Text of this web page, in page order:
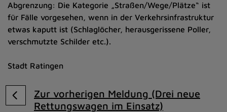
Abgrenzung: Die Kategorie „Straßen/Wege/Plätze“ ist
für Fälle vorgesehen, wenn in der Verkehrsinfrastruktur
etwas kaputt ist (Schlaglöcher, herausgerissene Poller,
verschmutzte Schilder etc.).
Stadt Ratingen
Zur vorherigen Meldung (Drei neue
Rettungswagen im Einsatz)